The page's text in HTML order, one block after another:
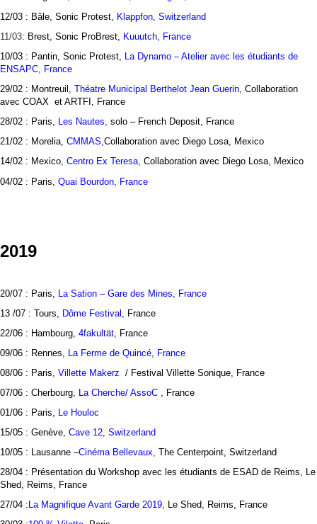
12/03 : Bâle, Sonic Protest, Klappfon, Switzerland
11/03: Brest, Sonic ProBrest, Kuuutch, France
10/03 : Pantin, Sonic Protest, La Dynamo – Atelier avec les étudiants de
ENSAPC, France
29/02 : Montreuil, Théatre Municipal Berthelot Jean Guerin, Collaboration
avec COAX et ARTFI, France
28/02 : Paris, Les Nautes, solo – French Deposit, France
21/02 : Morelia, CMMAS, Collaboration avec Diego Losa, Mexico
14/02 : Mexico, Centro Ex Teresa, Collaboration avec Diego Losa, Mexico
04/02 : Paris, Quai Bourdon, France
2019
20/07 : Paris, La Sation – Gare des Mines, France
13 /07 : Tours, Dôme Festival , France
22/06 : Hambourg, 4fakultät , France
09/06 : Rennes, La Ferme de Quincé, France
08/06 : Paris, Villette Makerz / Festival Villette Sonique, France
07/06 : Cherbourg, La Cherche/ AssoC , France
01/06 : Paris, Le Houloc
15/05 : Genève, Cave 12, Switzerland
10/05 : Lausanne –Cinéma Bellevaux, The Centerpoint, Switzerland
28/04 : Présentation du Workshop avec les étudiants de ESAD de Reims, Le
Shed, Reims, France
27/04 :La Magnifique Avant Garde 2019, Le Shed, Reims, France